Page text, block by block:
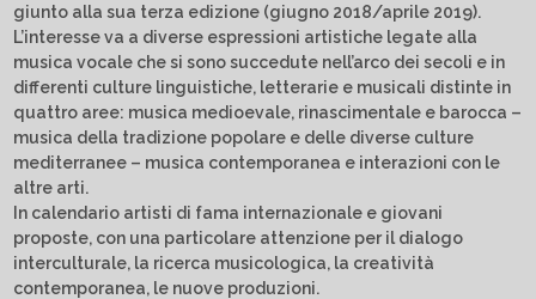
giunto alla sua terza edizione (giugno 2018/aprile 2019).
L’interesse va a diverse espressioni artistiche legate alla
musica vocale che si sono succedute nell’arco dei secoli e in
differenti culture linguistiche, letterarie e musicali distinte in
quattro aree: musica medioevale, rinascimentale e barocca –
musica della tradizione popolare e delle diverse culture
mediterranee – musica contemporanea e interazioni con le
altre arti.
​In calendario artisti di fama internazionale e giovani
proposte, con una particolare attenzione per il dialogo
interculturale, la ricerca musicologica, la creatività
contemporanea, le nuove produzioni.